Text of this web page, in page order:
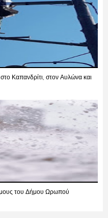
Καπανδρίτι, στον Αυλώνα και
του Δήμου Ωρωπού